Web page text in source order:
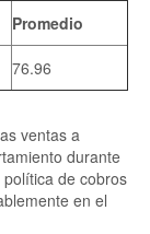
Promedio
76.96
ventas a
durante
de cobros
en el